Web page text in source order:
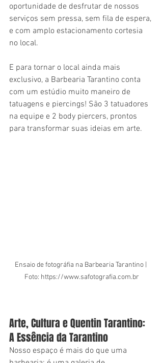
oportunidade de desfrutar de nossos
serviços sem pressa, sem fila de espera,
e com amplo estacionamento cortesia
no local.
E para tornar o local ainda mais
exclusivo, a Barbearia Tarantino conta
com um estúdio muito maneiro de
tatuagens e piercings! São 3 tatuadores
na equipe e 2 body piercers, prontos
para transformar suas ideias em arte.
Ensaio de fotográfia na Barbearia Tarantino |
Foto: https://www.safotografia.com.br
Arte, Cultura e Quentin Tarantino:
A Essência da Tarantino
Nosso espaço é mais do que uma